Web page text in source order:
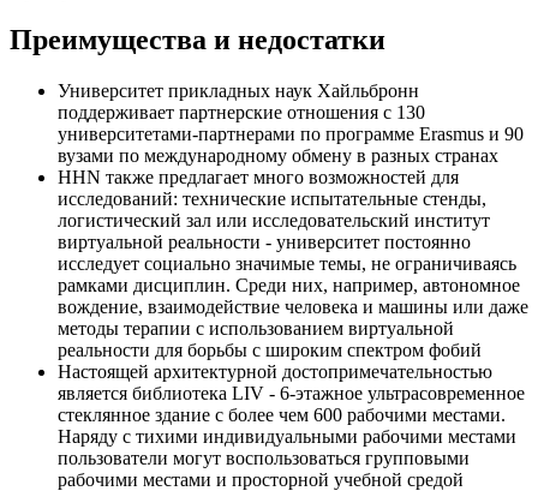
Преимущества и недостатки
Университет прикладных наук Хайльбронн
поддерживает партнерские отношения с 130
университетами-партнерами по программе Erasmus и 90
вузами по международному обмену в разных странах
HHN также предлагает много возможностей для
исследований: технические испытательные стенды,
логистический зал или исследовательский институт
виртуальной реальности - университет постоянно
исследует социально значимые темы, не ограничиваясь
рамками дисциплин. Среди них, например, автономное
вождение, взаимодействие человека и машины или даже
методы терапии с использованием виртуальной
реальности для борьбы с широким спектром фобий
Настоящей архитектурной достопримечательностью
является библиотека LIV - 6-этажное ультрасовременное
стеклянное здание с более чем 600 рабочими местами.
Наряду с тихими индивидуальными рабочими местами
пользователи могут воспользоваться групповыми
рабочими местами и просторной учебной средой